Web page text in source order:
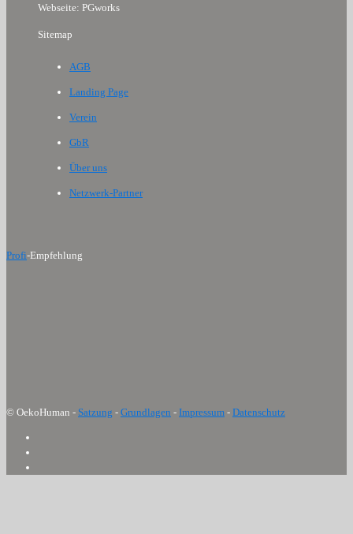
Webseite: PGworks
Sitemap
AGB
Landing Page
Verein
GbR
Über uns
Netzwerk-Partner
Profi-Empfehlung
© OekoHuman - Satzung - Grundlagen - Impressum - Datenschutz